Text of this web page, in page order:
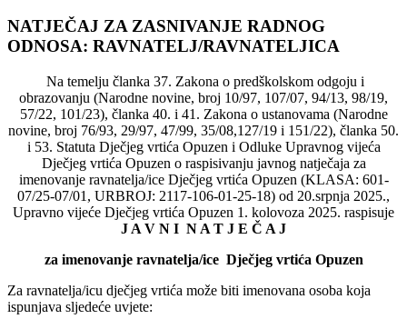
NATJEČAJ ZA ZASNIVANJE RADNOG
ODNOSA: RAVNATELJ/RAVNATELJICA
Na temelju članka 37. Zakona o predškolskom odgoju i
obrazovanju (Narodne novine, broj 10/97, 107/07, 94/13, 98/19,
57/22, 101/23), članka 40. i 41. Zakona o ustanovama (Narodne
novine, broj 76/93, 29/97, 47/99, 35/08,127/19 i 151/22), članka 50.
i 53. Statuta Dječjeg vrtića Opuzen i Odluke Upravnog vijeća
Dječjeg vrtića Opuzen o raspisivanju javnog natječaja za
imenovanje ravnatelja/ice Dječjeg vrtića Opuzen (KLASA: 601-
07/25-07/01, URBROJ: 2117-106-01-25-18) od 20.srpnja 2025.,
Upravno vijeće Dječjeg vrtića Opuzen 1. kolovoza 2025. raspisuje
J A V N I N A T J E Č A J
za imenovanje ravnatelja/ice Dječjeg vrtića Opuzen
Za ravnatelja/icu dječjeg vrtića može biti imenovana osoba koja
ispunjava sljedeće uvjete: